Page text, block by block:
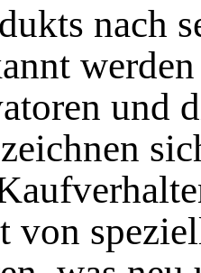
nach
und
von